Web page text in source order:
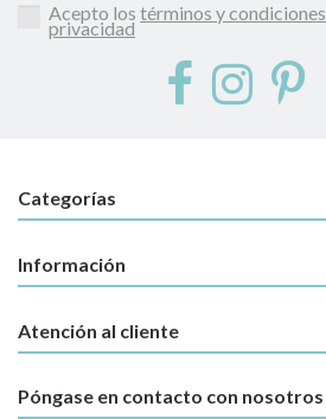
Acepto lostérminos y condiciones
privacidad
Categorías
Información
Atención al cliente
Póngase en contacto con nosotros